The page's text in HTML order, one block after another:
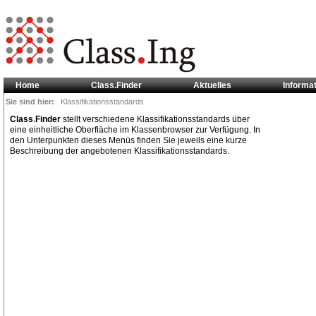
Sie sind hier: Klassifikationsstandards
Home Class.Finder Aktuelles
Class.Finder stellt verschiedene Klassifikationsstandards über
eine einheitliche Oberfläche im Klassenbrowser zur Verfügung. In
den Unterpunkten dieses Menüs finden Sie jeweils eine kurze
Beschreibung der angebotenen Klassifikationsstandards.